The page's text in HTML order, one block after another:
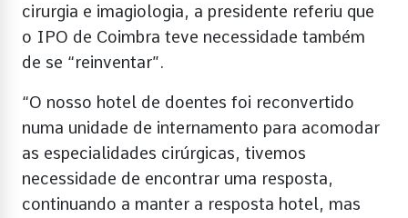
cirurgia e imagiologia, a presidente referiu que
o IPO de Coimbra teve necessidade também
de se “reinventar”.
“O nosso hotel de doentes foi reconvertido
numa unidade de internamento para acomodar
as especialidades cirúrgicas, tivemos
necessidade de encontrar uma resposta,
continuando a manter a resposta hotel, mas